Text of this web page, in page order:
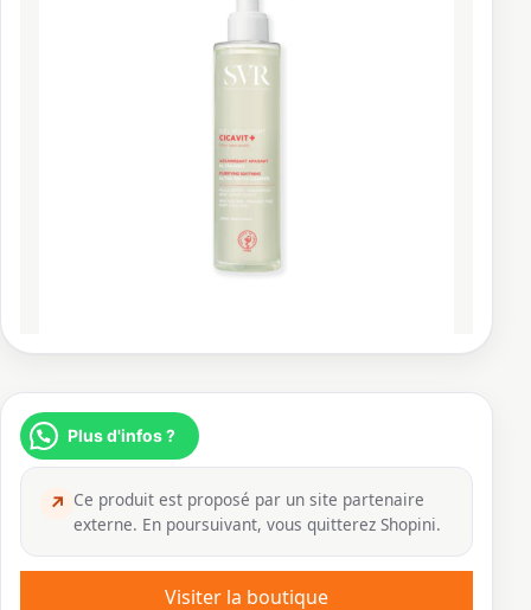
Plus d'infos ?
↗ Ce produit est proposé par un site partenaire
externe. En poursuivant, vous quitterez Shopini.
Visiter la boutique